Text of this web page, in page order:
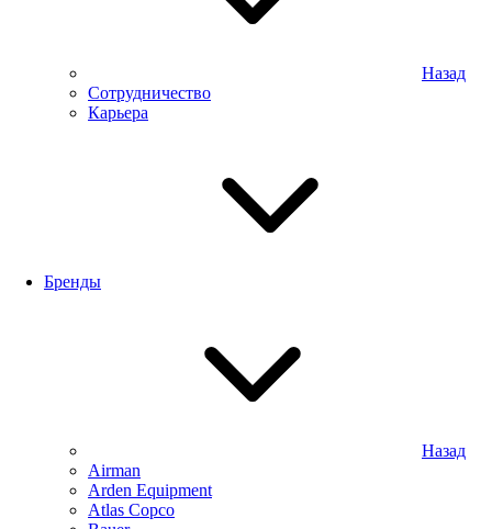
Назад
Сотрудничество
Карьера
Бренды
Назад
Airman
Arden Equipment
Atlas Сopco